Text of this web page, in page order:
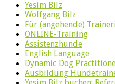
Yesim Bilz
Wolfgang Bilz
Für (angehende)
ONLINE-Training
Assistenzhunde
English Language
Dynamic Dog
Ausbildung